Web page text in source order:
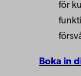
för
Boka in